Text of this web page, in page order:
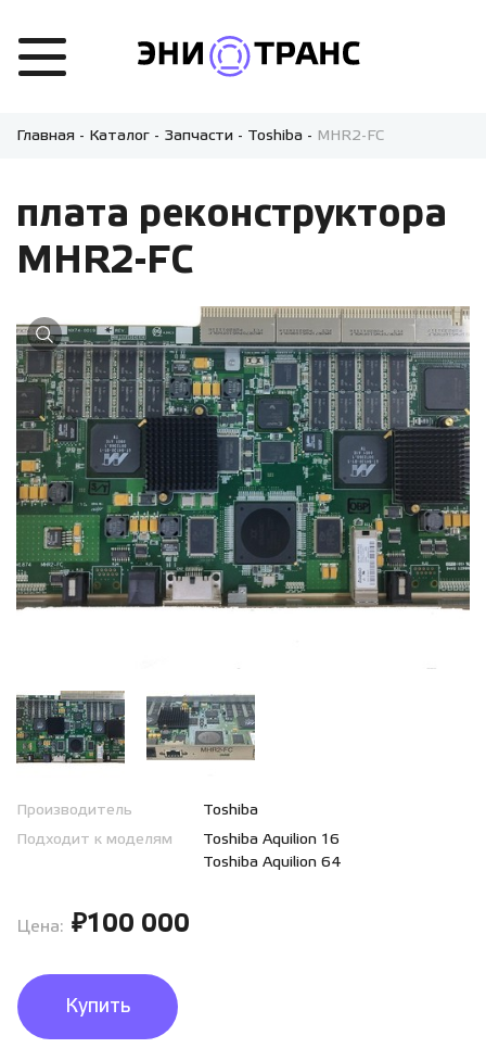
Главная - Каталог - Запчасти - Toshiba - MHR2-FC
плата реконструктора
MHR2-FC
Производитель
Toshiba
Подходит к моделям
Toshiba Aquilion 16
Toshiba Aquilion 64
Цена: ₽100 000
Купить